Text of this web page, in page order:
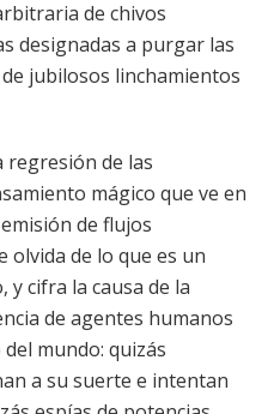
de chivos
designadas a purgar las
jubilosos linchamientos
regresión de las
mágico que ve en
de flujos
olvida de lo que es un
y cifra la causa de la
de agentes humanos
mundo: quizás
a su suerte e intentan